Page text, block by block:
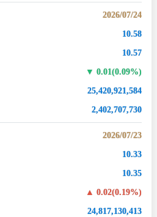
2026/07/24
10.58
10.57
0.01(0.09%)
25,420,921,584
2,402,707,730
2026/07/23
10.33
10.35
0.02(0.19%)
24,817,130,413